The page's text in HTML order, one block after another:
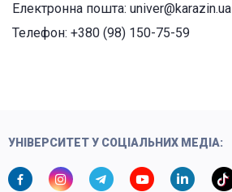
Електронна пошта: univer@karazin.ua
Телефон: +380 (98) 150-75-59
УНІВЕРСИТЕТ У СОЦІАЛЬНИХ МЕДІА: